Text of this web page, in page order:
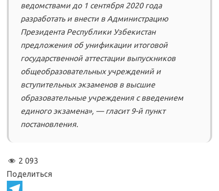
ведомствами до 1 сентября 2020 года
разработать и внести в Администрацию
Президента Республики Узбекистан
предложения об унификации итоговой
государственной аттестации выпускников
общеобразовательных учреждений и
вступительных экзаменов в высшие
образовательные учреждения с введением
единого экзамена», — гласит 9-й пункт
постановления.
2 093
Поделиться